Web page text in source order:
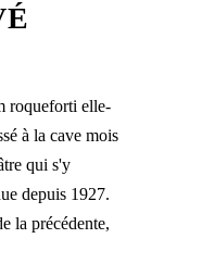
roqueforti elle-
à la cave mois
qui s'y
depuis 1927.
la précédente,